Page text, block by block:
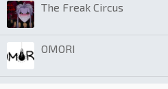
The Freak Circus
OMORI